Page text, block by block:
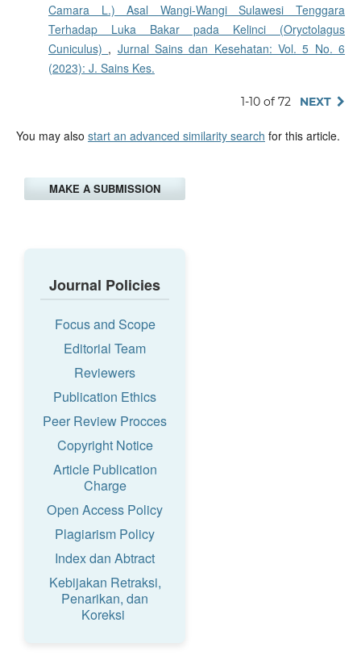
Camara L.) Asal Wangi-Wangi Sulawesi Tenggara
Terhadap Luka Bakar pada Kelinci (Oryctolagus
Cuniculus) , Jurnal Sains dan Kesehatan: Vol. 5 No. 6
(2023): J. Sains Kes.
1-10 of 72 NEXT
You may also start an advanced similarity search for this article.
MAKE A SUBMISSION
Journal Policies
Focus and Scope
Editorial Team
Reviewers
Publication Ethics
Peer Review Procces
Copyright Notice
Article Publication
Charge
Open Access Policy
Plagiarism Policy
Index dan Abtract
Kebijakan Retraksi,
Penarikan, dan
Koreksi